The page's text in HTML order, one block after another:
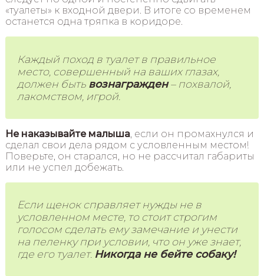
«туалеты» к входной двери. В итоге со временем
останется одна тряпка в коридоре.
Каждый поход в туалет в правильное
место, совершенный на ваших глазах,
должен быть вознагражден– похвалой,
лакомством, игрой.
Не наказывайте малыша, если он промахнулся и
сделал свои дела рядом с условленным местом!
Поверьте, он старался, но не рассчитал габариты
или не успел добежать.
Если щенок справляет нужды не в
условленном месте, то стоит строгим
голосом сделать ему замечание и унести
на пеленку при условии, что он уже знает,
где его туалет. Никогда не бейте собаку!